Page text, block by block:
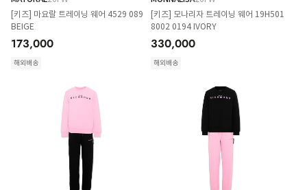
[키즈] 마요랄 트레이닝 웨어 4529 089
BEIGE
173,000
해외배송
[키즈] 모나리자 트레이닝 웨어 19H501
8002 0194 IVORY
330,000
해외배송